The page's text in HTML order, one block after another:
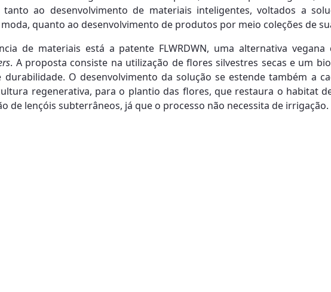
tanto ao desenvolvimento de materiais inteligentes, voltados a
quanto ao desenvolvimento de produtos por meio coleções de
de materiais está a patente FLWRDWN, uma alternativa
. A proposta consiste na utilização de flores silvestres secas e um
O desenvolvimento da solução se estende também a
regenerativa, para o plantio das flores, que restaura o habitat
de lençóis subterrâneos, já que o processo não necessita de irrigação.